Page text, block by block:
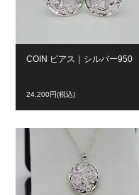
COIN ピアス｜シルバー950
24,200円(税込)